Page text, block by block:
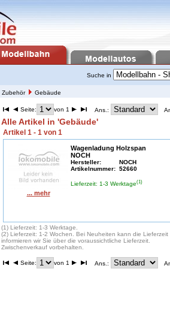
Suche in
Zubehör Gebäude
Seite: von 1 Ans.:
Alle Artikel in 'Gebäude'
Artikel 1 - 1 von 1
... mehr
Wagenladung Holzspan
NOCH
Hersteller:
NOCH
Artikelnummer: 52660
Lieferzeit: 1-3 Werktage(1)
(1) Lieferzeit: 1-3 Werktage.
(2) Lieferzeit: 1-2 Wochen. Bei Neuheiten kann die
informieren wir Sie über die voraussichtliche Lieferzeit.
Zwischenverkauf vorbehalten.
Seite: von 1 Ans.: